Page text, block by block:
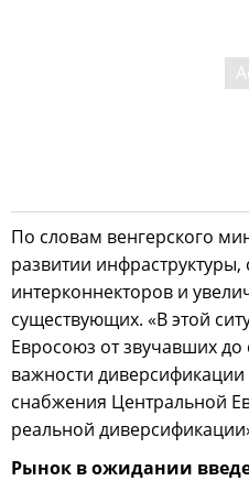
По словам венгерского
развитии инфраструктуры,
интерконнекторов и
существующих. «В этой
Евросоюз от звучавших до
важности диверсификации
снабжения Центральной
реальной
Рынок в ожидании